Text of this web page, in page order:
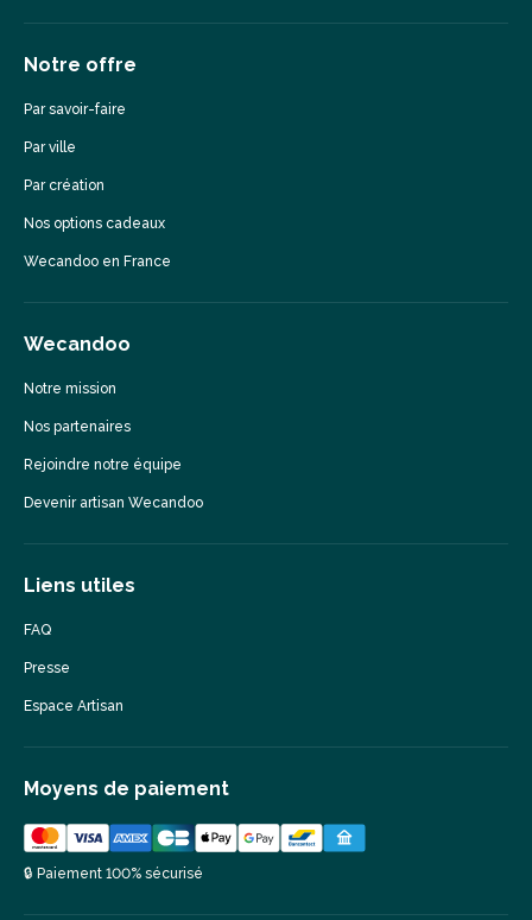
Notre offre
Par savoir-faire
Par ville
Par création
Nos options cadeaux
Wecandoo en France
Wecandoo
Notre mission
Nos partenaires
Rejoindre notre équipe
Devenir artisan Wecandoo
Liens utiles
FAQ
Presse
Espace Artisan
Moyens de paiement
🔒 Paiement 100% sécurisé